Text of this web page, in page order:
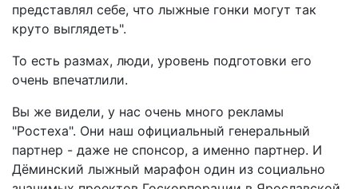
представлял себе, что лыжные гонки могут так
круто выглядеть".
То есть размах, люди, уровень подготовки его
очень впечатлили.
Вы же видели, у нас очень много рекламы
"Ростеха". Они наш официальный генеральный
партнер - даже не спонсор, а именно партнер. И
Дёминский лыжный марафон один из социально